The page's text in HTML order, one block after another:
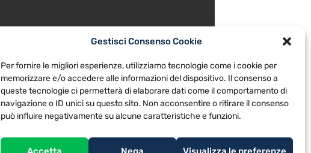
Gestisci Consenso Cookie
Per fornire le migliori esperienze, utilizziamo tecnologie come i cookie per
memorizzare e/o accedere alle informazioni del dispositivo. Il consenso a
queste tecnologie ci permetterà di elaborare dati come il comportamento di
navigazione o ID unici su questo sito. Non acconsentire o ritirare il consenso
può influire negativamente su alcune caratteristiche e funzioni.